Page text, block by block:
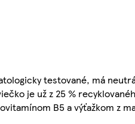
testované, má
je už z 25 %
B5 a výťažkom z